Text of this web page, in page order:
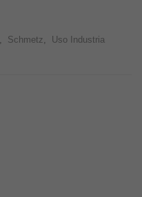
Schmetz
Uso Industria